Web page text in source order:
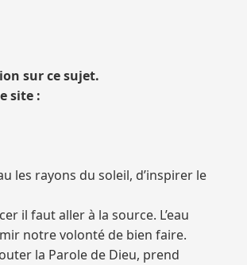
sur ce sujet.
site :
les rayons du soleil, d’inspirer le
il faut aller à la source. L’eau
notre volonté de bien faire.
la Parole de Dieu, prend